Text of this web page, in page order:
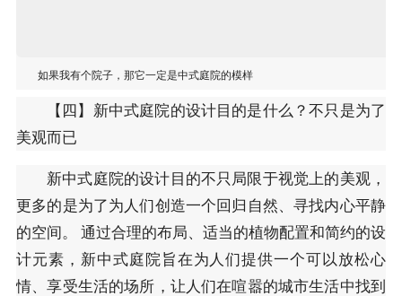
如果我有个院子，那它一定是中式庭院的模样
【四】新中式庭院的设计目的是什么？不只是为了
美观而已
新中式庭院的设计目的不只局限于视觉上的美观，
更多的是为了为人们创造一个回归自然、寻找内心平静
的空间。 通过合理的布局、适当的植物配置和简约的设
计元素，新中式庭院旨在为人们提供一个可以放松心
情、享受生活的场所，让人们在喧嚣的城市生活中找到